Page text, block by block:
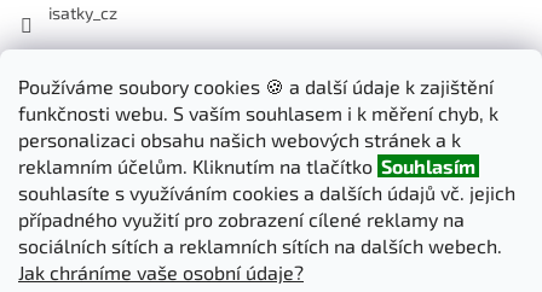
Používáme soubory cookies 🍪 a další údaje k zajištění
funkčnosti webu. S vaším souhlasem i k měření chyb, k
personalizaci obsahu našich webových stránek a k
reklamním účelům. Kliknutím na tlačítko Souhlasím
souhlasíte s využíváním cookies a dalších údajů vč. jejich
případného využití pro zobrazení cílené reklamy na
sociálních sítích a reklamních sítích na dalších webech.
Jak chráníme vaše osobní údaje?
isatky_cz
Odebírat newsletter
Vložte svůj e-mail a my vám budeme zasílat informace o nových
produktech na našem e-shopu.
E-mail
PŘIHLÁSIT SE